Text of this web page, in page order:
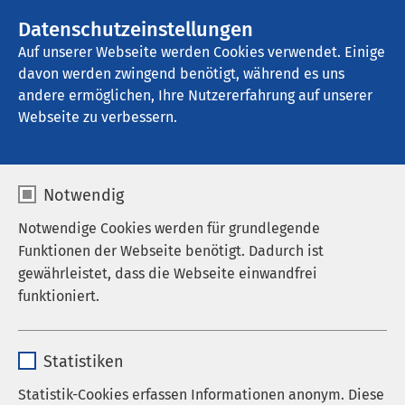
Datenschutzeinstellungen
Auf unserer Webseite werden Cookies verwendet. Einige
davon werden zwingend benötigt, während es uns
andere ermöglichen, Ihre Nutzererfahrung auf unserer
Webseite zu verbessern.
Notwendig
Notwendige Cookies werden für grundlegende
Funktionen der Webseite benötigt. Dadurch ist
gewährleistet, dass die Webseite einwandfrei
funktioniert.
Anbieter sgalinski
Statistiken
Statistik-Cookies erfassen Informationen anonym. Diese
Startseite der AMEOS Gruppe
AMEOS Institut Nord